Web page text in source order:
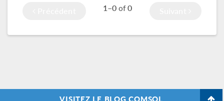
1–0 of0
VISITEZ LE BLOG COMSOL